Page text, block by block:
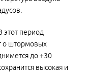
этот период
о штормовых
до +30
высокая и